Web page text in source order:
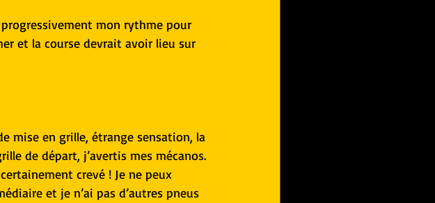
mon rythme pour
et la course devrait avoir lieu sur
mise en grille, étrange sensation, la
de départ, j’avertis mes mécanos.
crevé ! Je ne peux
et je n’ai pas d’autres pneus